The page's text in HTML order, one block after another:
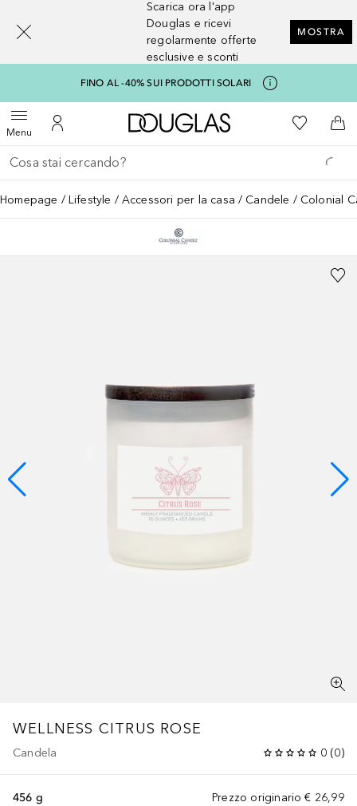
Scarica ora l'app
Douglas e ricevi
regolarmente offerte
esclusive e sconti
MOSTRA
FINO AL -40% SUI PRODOTTI SOLARI
MenuApri menuAl Mio Account
A Douglas HomeAlla Mia
Al
Torna indietro
Esegui ricerca
Homepage Lifestyle Accessori per la casa Candele Colonial
WELLNESS CITRUS ROSE
Candela 0 (0)
Prezzo originario € 26,99
456 g
[navigation.slideout.screenreader]